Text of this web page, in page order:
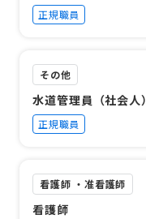
正規職員
その他
水道管理員（社会人）
正規職員
看護師 ・准看護師
看護師